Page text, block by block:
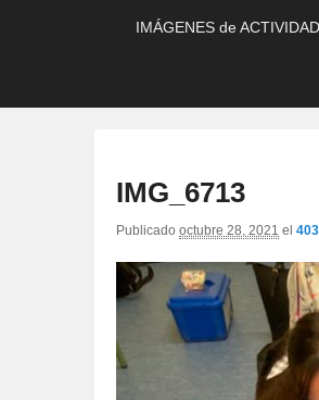
IMÁGENES de
IMG_6713
Publicado octubre 28, 2021 el